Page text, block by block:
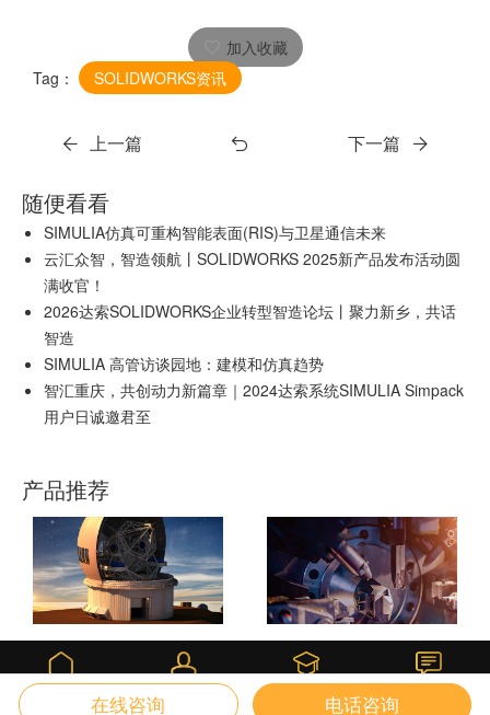
加入收藏
Tag：
SOLIDWORKS资讯
上一篇 下一篇
随便看看
SIMULIA仿真可重构智能表面(RIS)与卫星通信未来
云汇众智，智造领航丨SOLIDWORKS 2025新产品发布活动圆
满收官！
2026达索SOLIDWORKS企业转型智造论坛丨聚力新乡，共话
智造
SIMULIA 高管访谈园地：建模和仿真趋势
智汇重庆，共创动力新篇章｜2024达索系统SIMULIA Simpack
用户日诚邀君至
产品推荐
SOLIDWORKS 3D CAD DELMIAWORKS
在线咨询 电话咨询